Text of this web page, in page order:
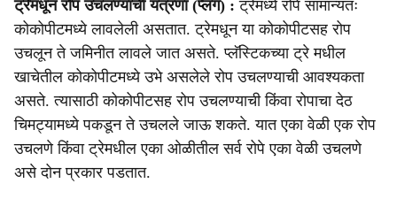
ट्रेमधून रोप उचलण्याची यंत्रणा (प्लग) : ट्रेमध्ये रोपे सामान्यतः
कोकोपीटमध्ये लावलेली असतात. ट्रेमधून या कोकोपीटसह रोप
उचलून ते जमिनीत लावले जात असते. प्लॅस्टिकच्या ट्रे मधील
खाचेतील कोकोपीटमध्ये उभे असलेले रोप उचलण्याची आवश्यकता
असते. त्यासाठी कोकोपीटसह रोप उचलण्याची किंवा रोपाचा देठ
चिमट्यामध्ये पकडून ते उचलले जाऊ शकते. यात एका वेळी एक रोप
उचलणे किंवा ट्रेमधील एका ओळीतील सर्व रोपे एका वेळी उचलणे
असे दोन प्रकार पडतात.